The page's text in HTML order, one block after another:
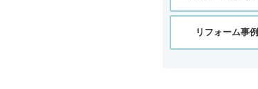
リフォーム事例